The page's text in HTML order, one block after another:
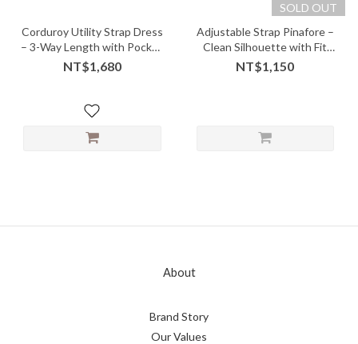
Corduroy Utility Strap Dress
– 3-Way Length with Pocket
Charm
NT$1,680
SOLD OUT
Adjustable Strap Pinafore –
Clean Silhouette with Fit
Freedom
NT$1,150
About
Brand Story
Our Values